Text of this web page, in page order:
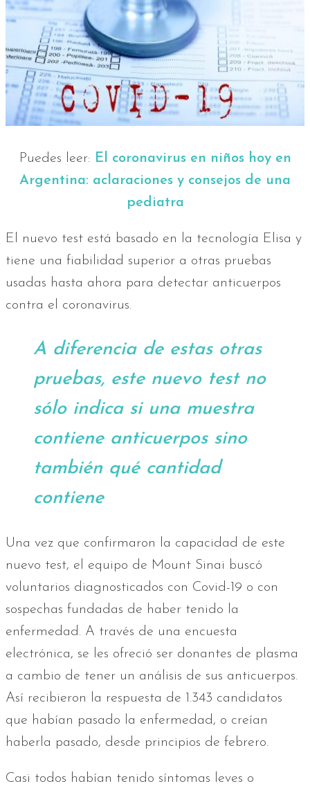
Puedes leer: El coronavirus en niños hoy en
Argentina: aclaraciones y consejos de una
pediatra
El nuevo test está basado en la tecnología Elisa y
tiene una fiabilidad superior a otras pruebas
usadas hasta ahora para detectar anticuerpos
contra el coronavirus.
A diferencia de estas otras
pruebas, este nuevo test no
sólo indica si una muestra
contiene anticuerpos sino
también qué cantidad
contiene
Una vez que confirmaron la capacidad de este
nuevo test, el equipo de Mount Sinai buscó
voluntarios diagnosticados con Covid-19 o con
sospechas fundadas de haber tenido la
enfermedad. A través de una encuesta
electrónica, se les ofreció ser donantes de plasma
a cambio de tener un análisis de sus anticuerpos.
Así recibieron la respuesta de 1.343 candidatos
que habían pasado la enfermedad, o creían
haberla pasado, desde principios de febrero.
Casi todos habían tenido síntomas leves o